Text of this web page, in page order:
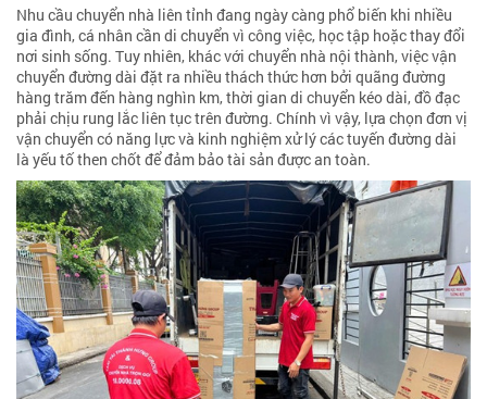
Nhu cầu chuyển nhà liên tỉnh đang ngày càng phổ biến khi nhiều
gia đình, cá nhân cần di chuyển vì công việc, học tập hoặc thay đổi
nơi sinh sống. Tuy nhiên, khác với chuyển nhà nội thành, việc vận
chuyển đường dài đặt ra nhiều thách thức hơn bởi quãng đường
hàng trăm đến hàng nghìn km, thời gian di chuyển kéo dài, đồ đạc
phải chịu rung lắc liên tục trên đường. Chính vì vậy, lựa chọn đơn vị
vận chuyển có năng lực và kinh nghiệm xử lý các tuyến đường dài
là yếu tố then chốt để đảm bảo tài sản được an toàn.